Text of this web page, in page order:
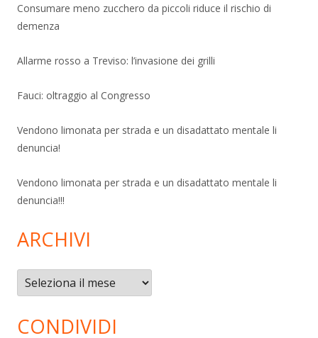
Consumare meno zucchero da piccoli riduce il rischio di
demenza
Allarme rosso a Treviso: l’invasione dei grilli
Fauci: oltraggio al Congresso
Vendono limonata per strada e un disadattato mentale li
denuncia!
Vendono limonata per strada e un disadattato mentale li
denuncia!!!
ARCHIVI
Archivi
CONDIVIDI